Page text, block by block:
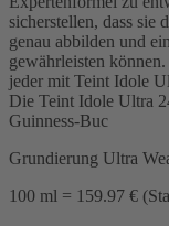
sicherstellen, dass sie
genau abbilden und
gewährleisten
jeder mit Teint Idole
Die Teint Idole Ultra
Guinness-Buc
Grundierung Ultra
100 ml = 159.97 €